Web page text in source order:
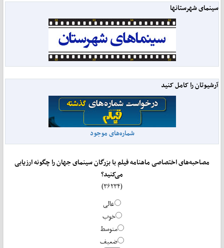
سینمای شهرستانها
آرشیوتان را کامل کنید
شماره‌های موجود
مصاحبه‌های اختصاصی ماهنامه فیلم با بزرگان سینمای جهان را چگونه ارزیابی
می‌کنید؟
عالی
خوب
متوسط
ضعیف